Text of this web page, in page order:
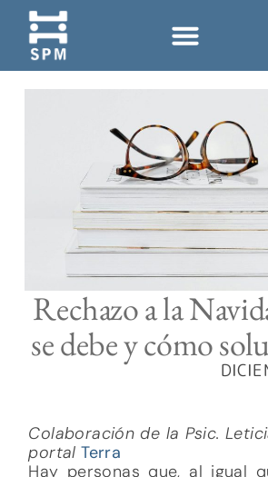
Rechazo a la
se debe y cómo
Colaboración de la Psic.
portal Terra
Hay personas que, al igual